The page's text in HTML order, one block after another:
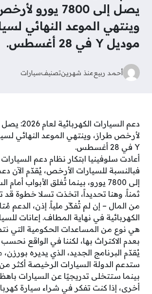
يصل إلى 7800
وينتهي الموعد النهائي
موديل Y في 28 أغسطس.
أحمد ربيعمنذ شهرينتصنيفسيارات
لأرخص طراز، وينتهي الموعد النهائي
Y في 28 أغسطس.
أعادت سلوفينيا ابتكار نظام دعم السيارات
فبالنسبة للسيارات الأرخص، يُقدّم الآن
إلى 7800 يورو، بينما تُغلق الأبواب
ثمناً. وهنا تحديداً، اتخذت تسلا خطوة قد
من المال – إن لم تُفكّر ملياً. إذن، الدعم
الكهربائية في نهاية المطاف. إعانات
هي نوع من المساعدات الحكومية التي
بعدم الاكتراث بها، لكننا في الواقع
يُقدّم البرنامج الجديد، الذي يديره بورزن،
ستدعم الدولة السيارات الرخيصة
بينما ستتخلى تدريجيًا عن السيارات
أخرى، إذا كنت تفكر في شراء سيارة